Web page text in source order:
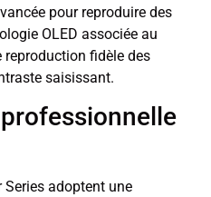
pour reproduire des
OLED associée au
reproduction fidèle des
saisissant.
Series adoptent une